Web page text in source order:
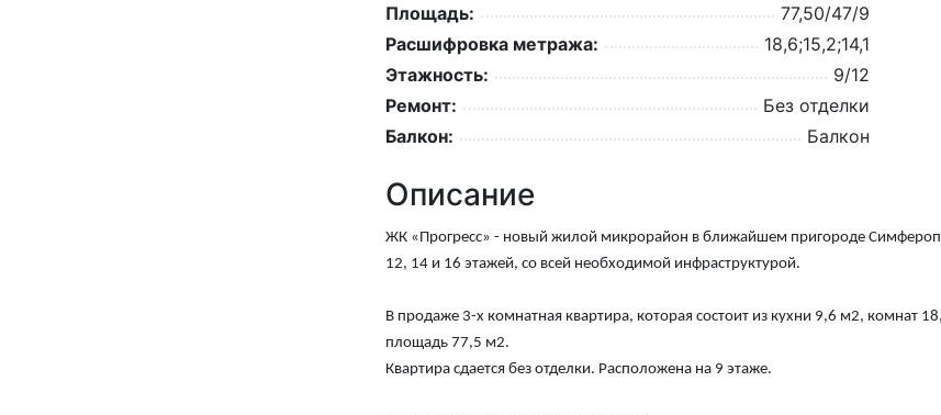
Площадь:
77,50/47/9
Расшифровка метража:
18,6;15,2;14,1
Этажность:
9/12
Ремонт:
Без отделки
Балкон:
Балкон
Описание
ЖК «Прогресс» - новый жилой микрорайон в ближайшем пригороде
12, 14 и 16 этажей, со всей необходимой инфраструктурой.
В продаже 3-х комнатная квартира, которая состоит из кухни 9,6 м2,
площадь 77,5 м2.
Квартира сдается без отделки. Расположена на 9 этаже.